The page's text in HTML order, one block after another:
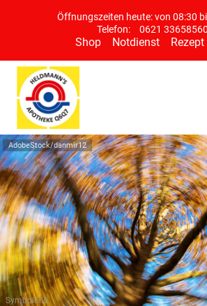
Öffnungszeiten heute: von 08:30
Telefon:
0621 33658560
Shop Notdienst
AdobeStock/danmir12
Symbolbild